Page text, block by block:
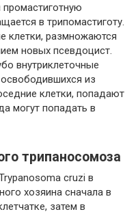
в трипомастиготу.
клетки, размножаются
новых псевдоцист.
внутриклеточные
из
клетки, попадают
могут попадать в
трипаносомоза
cruzi в
хозяина сначала в
затем в